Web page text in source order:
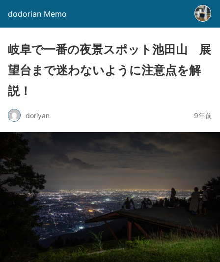
dodorian Memo
岐阜で一番の夜景スポット池田山 展
望台まで迷わないように注意点を解
説！
doriyan 9年前